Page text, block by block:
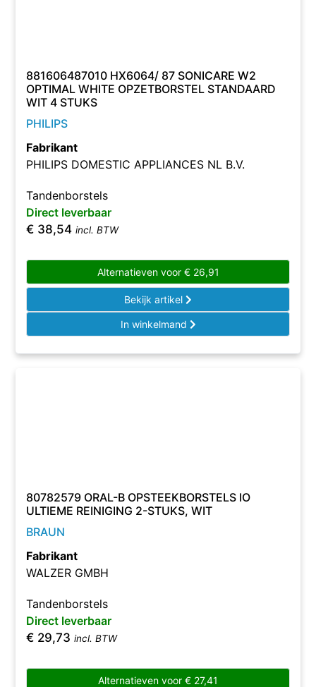
881606487010 HX6064/ 87 SONICARE W2
OPTIMAL WHITE OPZETBORSTEL STANDAARD
WIT 4 STUKS
PHILIPS
Fabrikant
PHILIPS DOMESTIC APPLIANCES NL B.V.
Tandenborstels
Direct leverbaar
€ 38,54 incl. BTW
Alternatieven voor €26,91
Bekijk artikel
In winkelmand
80782579 ORAL-B OPSTEEKBORSTELS IO
ULTIEME REINIGING 2-STUKS, WIT
BRAUN
Fabrikant
WALZER GMBH
Tandenborstels
Direct leverbaar
€ 29,73 incl. BTW
Alternatieven voor € 27,41